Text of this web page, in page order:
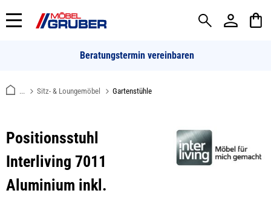
springen
Beratungstermin vereinbaren
... Sitz- & Loungemöbel Gartenstühle
Positionsstuhl
Interliving 7011
Aluminium inkl.